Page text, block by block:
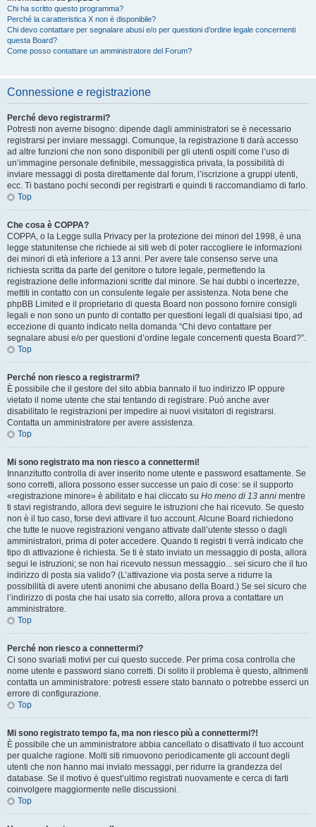
Chi ha scritto questo programma?
Perché la caratteristica X non è disponibile?
Chi devo contattare per segnalare abusi e/o per questioni d’ordine legale concernenti
questa Board?
Come posso contattare un amministratore del Forum?
Connessione e registrazione
Perché devo registrarmi?
Potresti non averne bisogno: dipende dagli amministratori se è necessario
registrarsi per inviare messaggi. Comunque, la registrazione ti darà accesso
ad altre funzioni che non sono disponibili per gli utenti ospiti come l’uso di
un’immagine personale definibile, messaggistica privata, la possibilità di
inviare messaggi di posta direttamente dal forum, l’iscrizione a gruppi utenti,
ecc. Ti bastano pochi secondi per registrarti e quindi ti raccomandiamo di farlo.
Top
Che cosa è COPPA?
COPPA, o la Legge sulla Privacy per la protezione dei minori del 1998, è una
legge statunitense che richiede ai siti web di poter raccogliere le informazioni
dei minori di età inferiore a 13 anni. Per avere tale consenso serve una
richiesta scritta da parte del genitore o tutore legale, permettendo la
registrazione delle informazioni scritte dal minore. Se hai dubbi o incertezze,
mettiti in contatto con un consulente legale per assistenza. Nota bene che
phpBB Limited e il proprietario di questa Board non possono fornire consigli
legali e non sono un punto di contatto per questioni legali di qualsiasi tipo, ad
eccezione di quanto indicato nella domanda “Chi devo contattare per
segnalare abusi e/o per questioni d’ordine legale concernenti questa Board?”.
Top
Perché non riesco a registrarmi?
È possibile che il gestore del sito abbia bannato il tuo indirizzo IP oppure
vietato il nome utente che stai tentando di registrare. Può anche aver
disabilitato le registrazioni per impedire ai nuovi visitatori di registrarsi.
Contatta un amministratore per avere assistenza.
Top
Mi sono registrato ma non riesco a connettermi!
Innanzitutto controlla di aver inserito nome utente e password esattamente. Se
sono corretti, allora possono esser successe un paio di cose: se il supporto
«registrazione minore» è abilitato e hai cliccato su Ho meno di 13 anni mentre
ti stavi registrando, allora devi seguire le istruzioni che hai ricevuto. Se questo
non è il tuo caso, forse devi attivare il tuo account. Alcune Board richiedono
che tutte le nuove registrazioni vengano attivate dall’utente stesso o dagli
amministratori, prima di poter accedere. Quando ti registri ti verrà indicato che
tipo di attivazione è richiesta. Se ti è stato inviato un messaggio di posta, allora
segui le istruzioni; se non hai ricevuto nessun messaggio... sei sicuro che il tuo
indirizzo di posta sia valido? (L’attivazione via posta serve a ridurre la
possibilità di avere utenti anonimi che abusano della Board.) Se sei sicuro che
l’indirizzo di posta che hai usato sia corretto, allora prova a contattare un
amministratore.
Top
Perché non riesco a connettermi?
Ci sono svariati motivi per cui questo succede. Per prima cosa controlla che
nome utente e password siano corretti. Di solito il problema è questo, altrimenti
contatta un amministratore: potresti essere stato bannato o potrebbe esserci un
errore di configurazione.
Top
Mi sono registrato tempo fa, ma non riesco più a connettermi?!
È possibile che un amministratore abbia cancellato o disattivato il tuo account
per qualche ragione. Molti siti rimuovono periodicamente gli account degli
utenti che non hanno mai inviato messaggi, per ridurre la grandezza del
database. Se il motivo è quest’ultimo registrati nuovamente e cerca di farti
coinvolgere maggiormente nelle discussioni.
Top